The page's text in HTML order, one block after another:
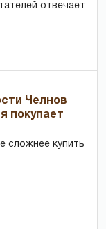
отвечает
Челнов
покупает
сложнее купить